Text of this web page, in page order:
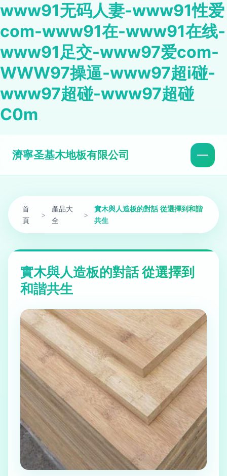
www91无码人妻-www91性爱
com-www91在-www91在线-
www91足交-www97爱com-
WWW97操逼-www97超i碰-
www97超碰-www97超碰
C0m
濟寧圣基木地板有限公司
首
頁
>
產品大
全
>
實木與人造板的對話 從選擇到和諧
共生
實木與人造板的對話 從選擇到
和諧共生